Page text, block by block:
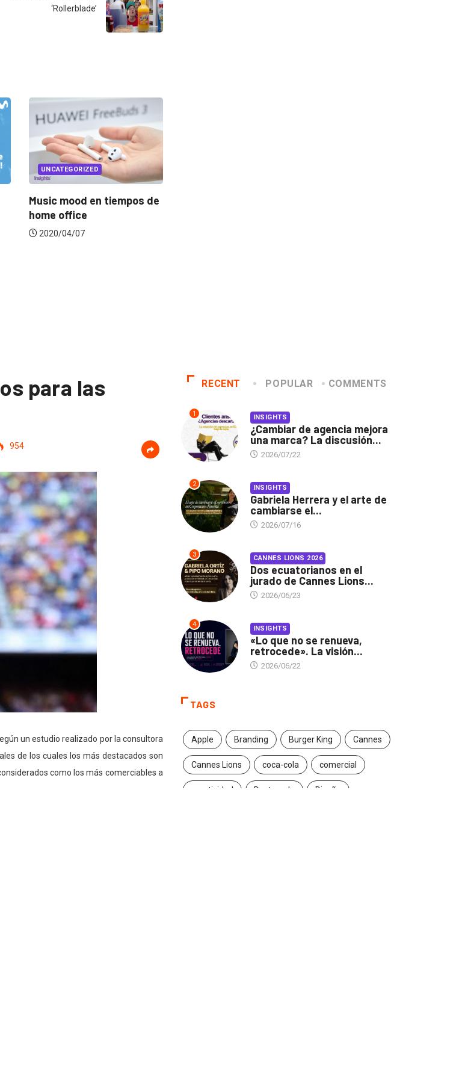
‘Rollerblade’
de
UNCATEGORIZED
El Pulso: sintomatología de
la industria frente...
2020/04/16
para las
954
un estudio realizado por la consultora
de los cuales los más destacados son
como los más comerciables a
RECENT POPULAR COMMENTS
1 INSIGHTS
¿Cambiar de agencia mejora
una marca? La discusión...
2026/07/22
2 INSIGHTS
Gabriela Herrera y el arte de
cambiarse el...
2026/07/16
3 CANNES LIONS 2026
Dos ecuatorianos en el
jurado de Cannes Lions...
2026/06/23
4 INSIGHTS
«Lo que no se renueva,
retrocede». La visión...
2026/06/22
TAGS
Apple Branding Burger King Cannes
Cannes Lions coca-cola comercial
creatividad Destacado Diseño